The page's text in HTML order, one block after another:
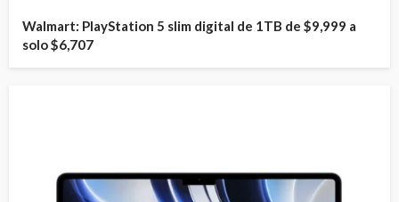
Walmart: PlayStation 5 slim digital de 1TB de $9,999 a
solo $6,707